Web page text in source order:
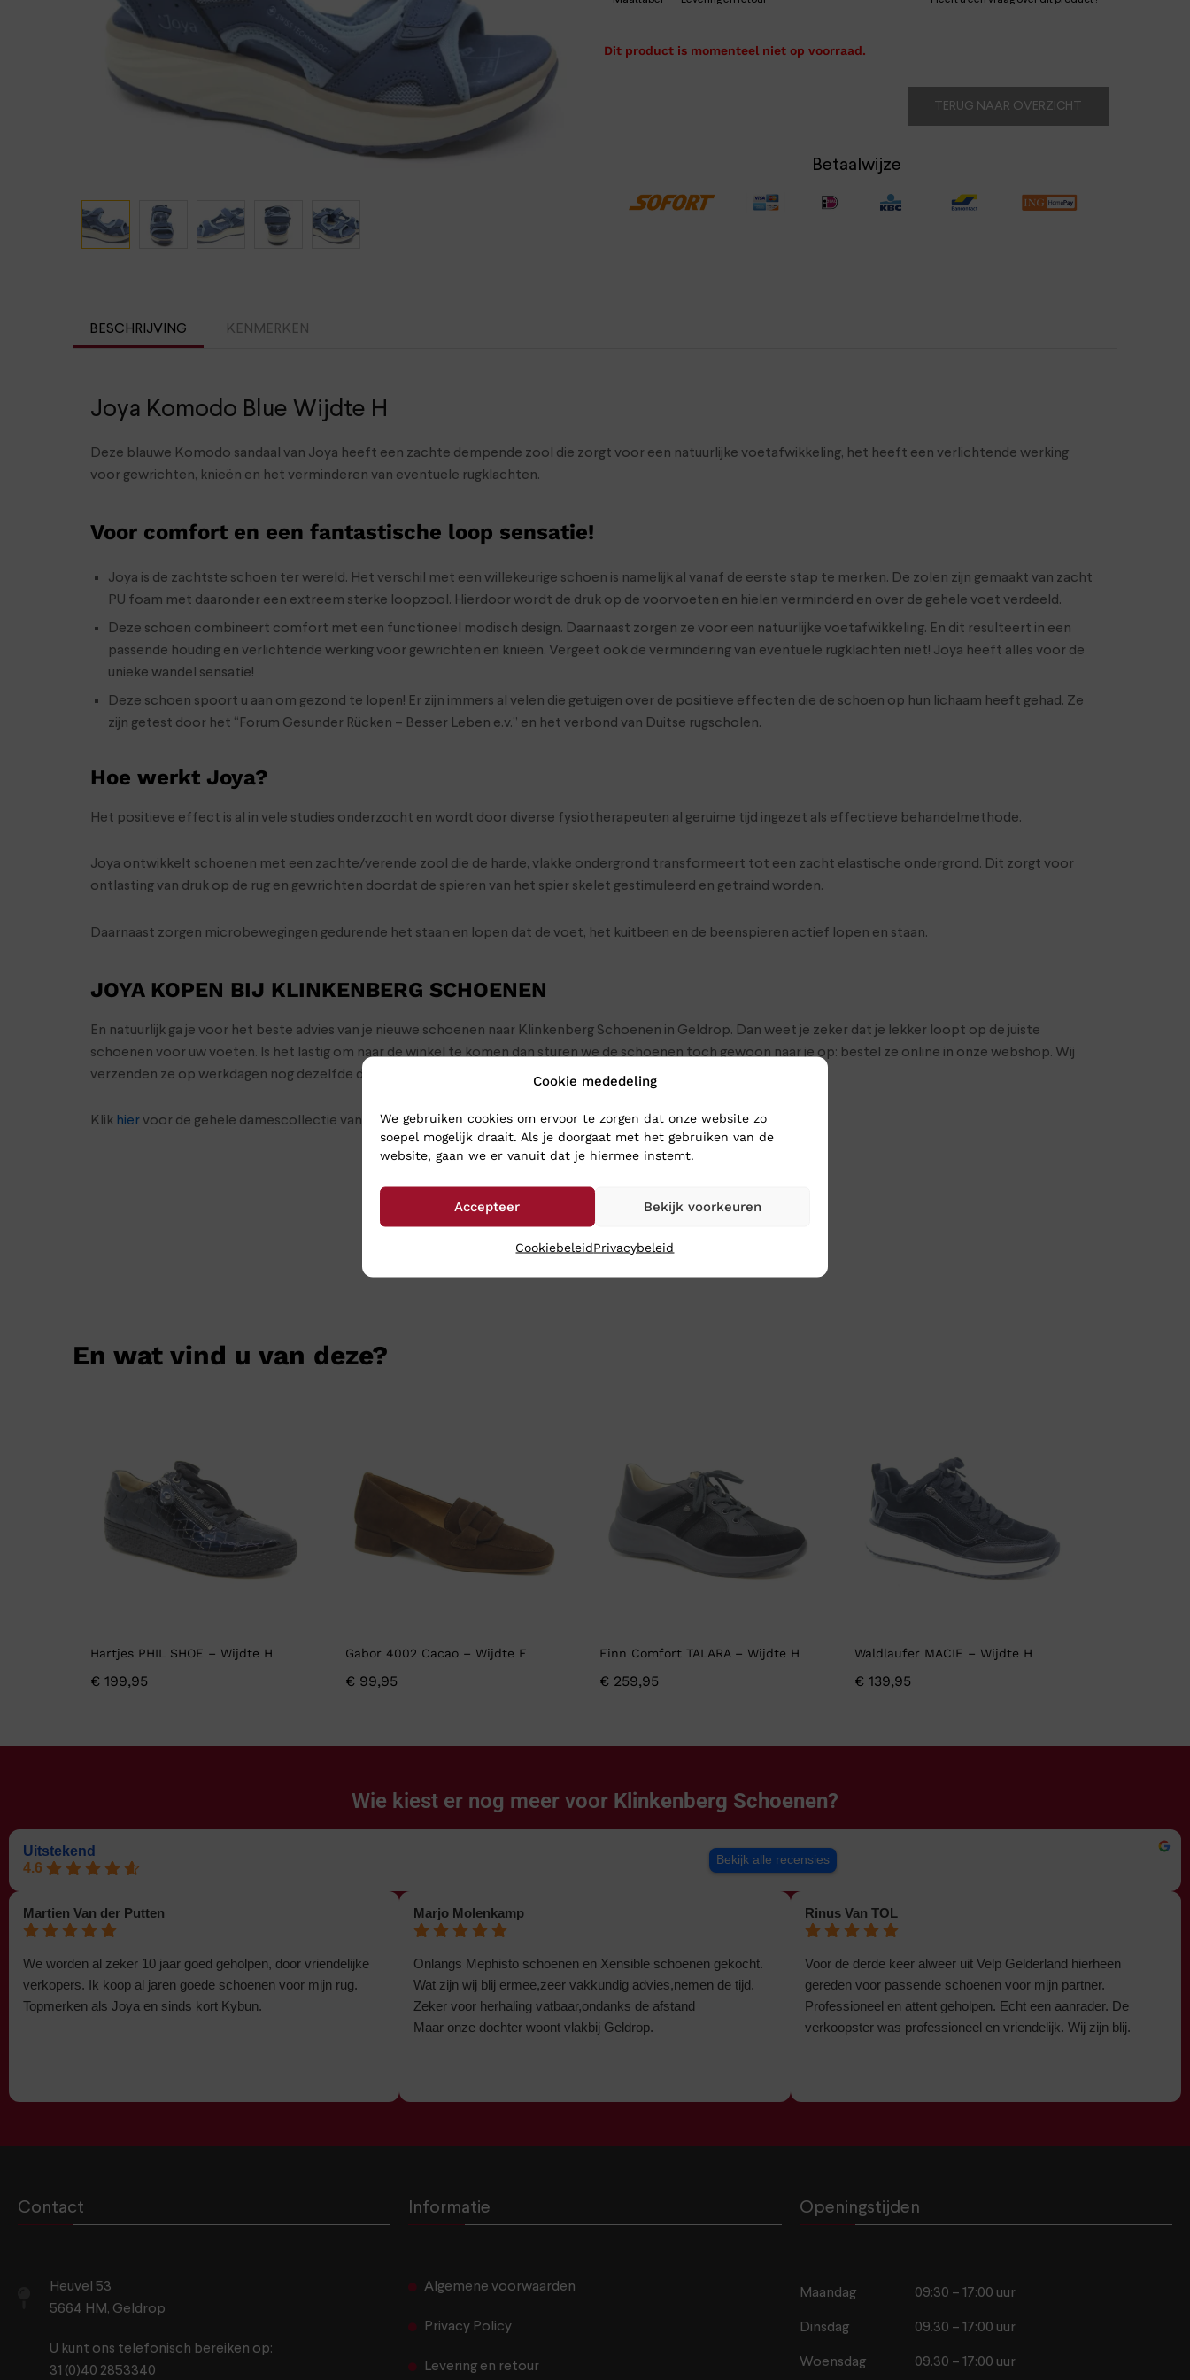
Cookie mededeling
We gebruiken cookies om ervoor te zorgen dat onze website zo
soepel mogelijk draait. Als je doorgaat met het gebruiken van de
website, gaan we er vanuit dat je hiermee instemt.
Accepteer Bekijk voorkeuren
CookiebeleidPrivacybeleid
Pantoffels Verbandpantoffels
Wandelschoenen
Verbandschoenen (externe website)
Meindl
Dit product is momenteel niet op voorraad.
TERUG NAAR OVERZICHT
Betaalwijze
BESCHRIJVING KENMERKEN
Joya Komodo Blue Wijdte H
Deze blauwe Komodo sandaal van Joya heeft een zachte dempende zool die zorgt voor een natuurlijke voetafwikkeling, het heeft een verlichtende werking
voor gewrichten, knieën en het verminderen van eventuele rugklachten.
Voor comfort en een fantastische loop sensatie!
Joya is de zachtste schoen ter wereld. Het verschil met een willekeurige schoen is namelijk al vanaf de eerste stap te merken. De zolen zijn gemaakt van zacht
PU foam met daaronder een extreem sterke loopzool. Hierdoor wordt de druk op de voorvoeten en hielen verminderd en over de gehele voet verdeeld.
Deze schoen combineert comfort met een functioneel modisch design. Daarnaast zorgen ze voor een natuurlijke voetafwikkeling. En dit resulteert in een
passende houding en verlichtende werking voor gewrichten en knieën. Vergeet ook de vermindering van eventuele rugklachten niet! Joya heeft alles voor de
unieke wandel sensatie!
Deze schoen spoort u aan om gezond te lopen! Er zijn immers al velen die getuigen over de positieve effecten die de schoen op hun lichaam heeft gehad. Ze
zijn getest door het “Forum Gesunder Rücken – Besser Leben e.v.” en het verbond van Duitse rugscholen.
Hoe werkt Joya?
Het positieve effect is al in vele studies onderzocht en wordt door diverse fysiotherapeuten al geruime tijd ingezet als effectieve behandelmethode.
Joya ontwikkelt schoenen met een zachte/verende zool die de harde, vlakke ondergrond transformeert tot een zacht elastische ondergrond. Dit zorgt voor
ontlasting van druk op de rug en gewrichten doordat de spieren van het spier skelet gestimuleerd en getraind worden.
Daarnaast zorgen microbewegingen gedurende het staan en lopen dat de voet, het kuitbeen en de beenspieren actief lopen en staan.
JOYA KOPEN BIJ KLINKENBERG SCHOENEN
En natuurlijk ga je voor het beste advies van je nieuwe schoenen naar Klinkenberg Schoenen in Geldrop. Dan weet je zeker dat je lekker loopt op de juiste
schoenen voor uw voeten. Is het lastig om naar de winkel te komen dan sturen we de schoenen toch gewoon naar je op: bestel ze online in onze webshop. Wij
verzenden ze op werkdagen nog dezelfde dag en meestal heeft u uw aankopen binnen 24 uur binnen.
Klik hiervoor de gehele damescollectie van Joya
En wat vind u van deze?
Hartjes PHIL SHOE – Wijdte H
€ 199,95
Gabor 4002 Cacao – Wijdte F
€99,95
Finn Comfort TALARA – Wijdte H
€ 259,95
Waldlaufer MACIE – Wijdte H
€139,95
Wie kiest er nog meer voor Klinkenberg Schoenen?
Uitstekend
4.6
Bekijk alle recensies
Martien Van der Putten
We worden al zeker 10 jaar goed geholpen, door vriendelijke
verkopers. Ik koop al jaren goede schoenen voor mijn rug.
Topmerken als Joya en sinds kort Kybun.
Marjo Molenkamp
Onlangs Mephisto schoenen en Xensible schoenen gekocht.
Wat zijn wij blij ermee,zeer vakkundig advies,nemen de tijd.
Zeker voor herhaling vatbaar,ondanks de afstand
Maar onze dochter woont vlakbij Geldrop.
Rinus Van TOL
Voor de derde keer alweer uit Velp Gelderland hierheen
gereden voor passende schoenen voor mijn partner.
Professioneel en attent geholpen. Echt een aanrader. De
verkoopster was professioneel en vriendelijk. Wij zijn blij.
Contact
Heuvel 53
5664 HM, Geldrop
U kunt ons telefonisch bereiken op:
31 (0)40 2853340
Informatie
Algemene voorwaarden
Privacy Policy
Levering en retour
Openingstijden
Maandag 09:30 – 17:00 uur
Dinsdag 09.30 – 17:00 uur
Woensdag 09.30 – 17:00 uur